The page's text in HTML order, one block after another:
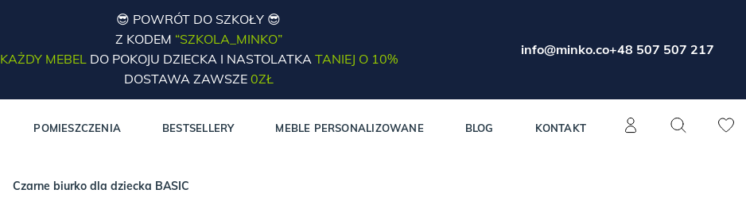
😎 POWRÓT DO SZKOŁY 😎
Z KODEM “SZKOLA_MINKO”
KAŻDY MEBELDO POKOJU DZIECKA I NASTOLATKATANIEJ O 10%
DOSTAWA ZAWSZE 0ZŁ
info@minko.co+48 507 507 217
POMIESZCZENIA BESTSELLERY MEBLE PERSONALIZOWANE BLOG KONTAKT
Czarne biurko dla dziecka BASIC